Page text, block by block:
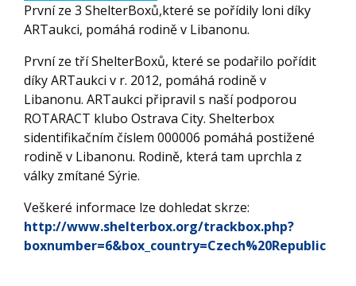
První ze 3 ShelterBoxů,které se pořídily loni díky
ARTaukci, pomáhá rodině v Libanonu.
První ze tří ShelterBoxů, které se podařilo pořídit
díky ARTaukci v r. 2012, pomáhá rodině v
Libanonu. ARTaukci připravil s naší podporou
ROTARACT klubo Ostrava City. Shelterbox
sidentifikačním číslem 000006 pomáhá postižené
rodině v Libanonu. Rodině, která tam uprchla z
války zmítané Sýrie.
Veškeré informace lze dohledat skrze:
http://www.shelterbox.org/trackbox.php?
boxnumber=6&box_country=Czech%20Republic